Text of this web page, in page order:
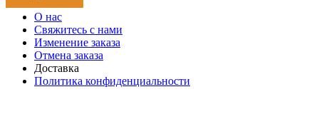
О нас
Свяжитесь с нами
Изменение заказа
Отмена заказа
Доставка
Политика конфиденциальности